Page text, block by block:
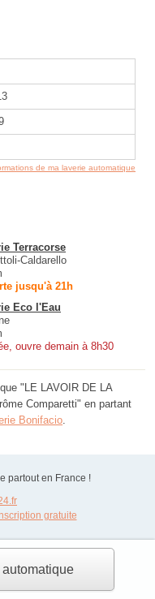
de ma laverie automatique
Terracorse
Caldarello
jusqu'à 21h
Eco l'Eau
ouvre demain à 8h30
"LE LAVOIR DE LA
Comparetti" en partant
Bonifacio
partout en France !
gratuite